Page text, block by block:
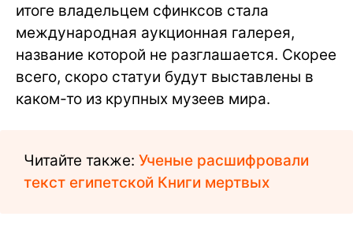
итоге владельцем сфинксов стала
международная аукционная галерея,
название которой не разглашается. Скорее
всего, скоро статуи будут выставлены в
каком-то из крупных музеев мира.
Читайте также: Ученые расшифровали
текст египетской Книги мертвых